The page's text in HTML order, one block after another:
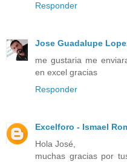
Responder
Jose Guadalupe
me gustaria me
en excel gracias
Responder
Excelforo - Ismael
Hola José,
muchas gracias por